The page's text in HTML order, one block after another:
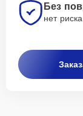
Без
нет